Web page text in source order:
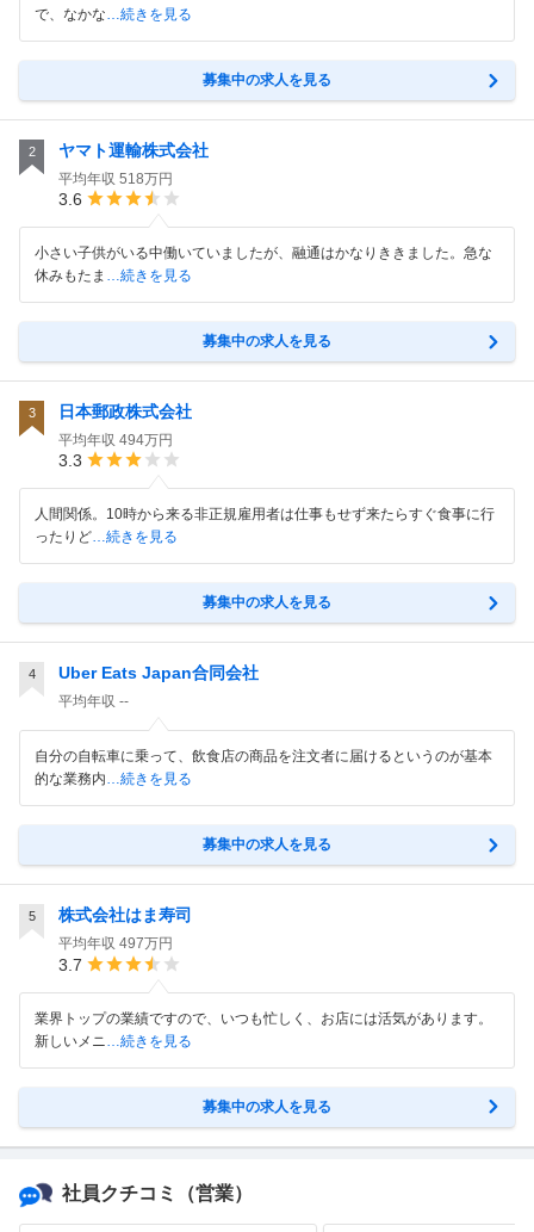
で、なかな…続きを見る
募集中の求人を見る
2 ヤマト運輸株式会社
平均年収 518万円
3.6
小さい子供がいる中働いていましたが、融通はかなりききました。急な
休みもたま …続きを見る
募集中の求人を見る
3 日本郵政株式会社
平均年収 494万円
3.3
人間関係。10時から来る非正規雇用者は仕事もせず来たらすぐ食事に行
ったりど…続きを見る
募集中の求人を見る
4 Uber Eats Japan合同会社
平均年収 --
自分の自転車に乗って、飲食店の商品を注文者に届けるというのが基本
的な業務内…続きを見る
募集中の求人を見る
5 株式会社はま寿司
平均年収 497万円
3.7
業界トップの業績ですので、いつも忙しく、お店には活気があります。
新しいメニ
…続きを見る
募集中の求人を見る
社員クチコミ （営業）